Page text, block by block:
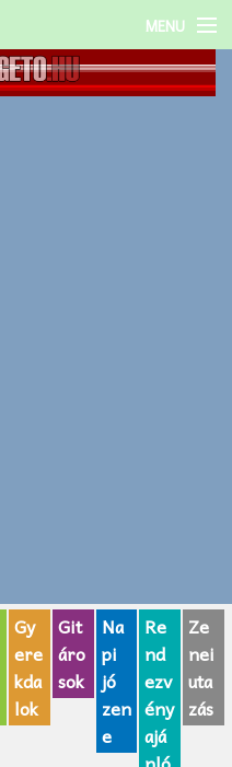
MENU
Gy
ere
kda
lok
Git
áro
sok
Na
pi
jó
zen
e
Re
nd
ezv
ény
ajá
Ze
nei
uta
zás